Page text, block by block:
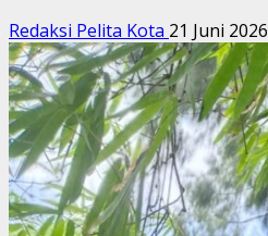
Redaksi Pelita Kota 21 Juni 2026